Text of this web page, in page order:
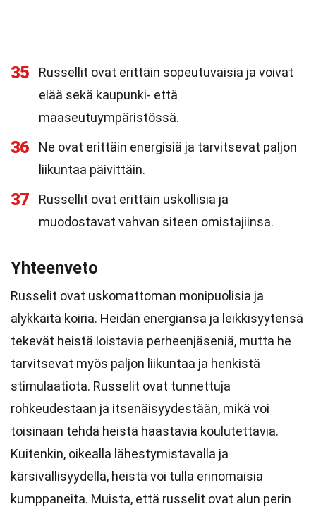
35
Russellit ovat erittäin sopeutuvaisia ja voivat
elää sekä kaupunki- että
maaseutuympäristössä.
36
Ne ovat erittäin energisiä ja tarvitsevat paljon
liikuntaa päivittäin.
37
Russellit ovat erittäin uskollisia ja
muodostavat vahvan siteen omistajiinsa.
Yhteenveto
Russelit ovat uskomattoman monipuolisia ja
älykkäitä koiria. Heidän energiansa ja leikkisyytensä
tekevät heistä loistavia perheenjäseniä, mutta he
tarvitsevat myös paljon liikuntaa ja henkistä
stimulaatiota. Russelit ovat tunnettuja
rohkeudestaan ja itsenäisyydestään, mikä voi
toisinaan tehdä heistä haastavia koulutettavia.
Kuitenkin, oikealla lähestymistavalla ja
kärsivällisyydellä, heistä voi tulla erinomaisia
kumppaneita. Muista, että russelit ovat alun perin